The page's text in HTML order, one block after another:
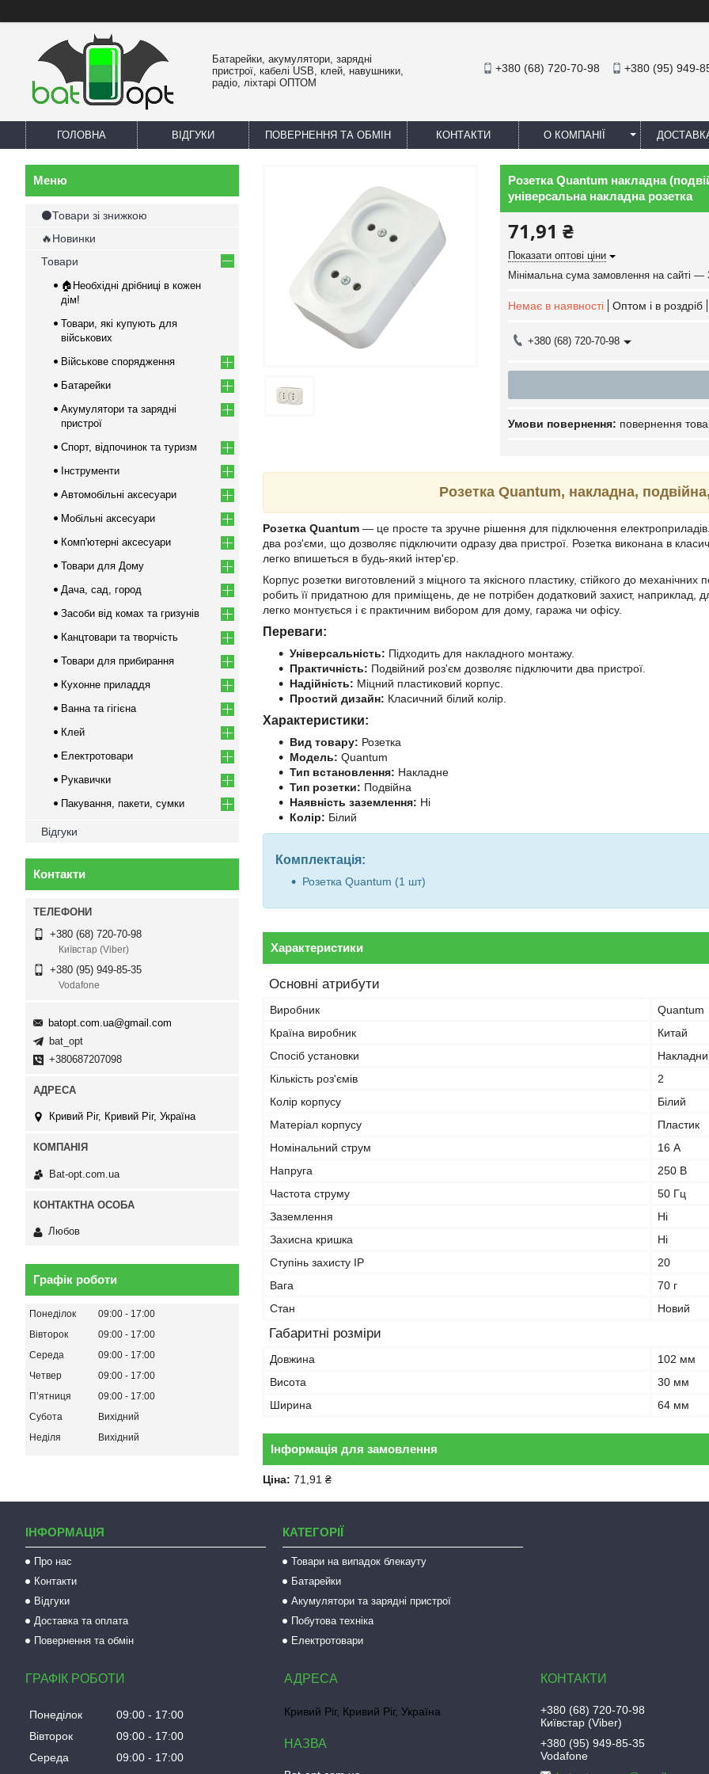
Батарейки, акумулятори, зарядні
пристрої, кабелі USB, клей, навушники,
радіо, ліхтарі ОПТОМ
+380 (68) 720-70-98 +380 (95) 949-
ГОЛОВНА ВІДГУКИ ПОВЕРНЕННЯ ТА ОБМІН КОНТАКТИ О КОМПАНІЇ
Розетка Quantum накладна
універсальна накладна розетка
71,91 ₴
Показати оптові ціни
Мінімальна сума замовлення на сайті —
Немає в наявності Оптом і в роздріб
+380 (68) 720-70-98
повернення
Розетка Quantum, накладна,
Розетка Quantum — це просте та зручне рішення для підключення
два роз'єми, що дозволяє підключити одразу два пристрої. Розетка виконана в
легко впишеться в будь-який інтер'єр.
Корпус розетки виготовлений з міцного та якісного пластику, стійкого до
робить її придатною для приміщень, де не потрібен додатковий захист, наприклад,
легко монтується і є практичним вибором для дому, гаража чи офісу.
Переваги:
Універсальність: Підходить для накладного монтажу.
Практичність: Подвійний роз'єм дозволяє підключити два пристрої.
Надійність: Міцний пластиковий корпус.
Простий дизайн: Класичний білий колір.
Характеристики:
Вид товару: Розетка
Модель: Quantum
Тип встановлення: Накладне
Тип розетки: Подвійна
Наявність заземлення: Ні
Колір: Білий
Комплектація:
Розетка Quantum (1 шт)
Характеристики
Основні атрибути
Виробник
Quantum
Країна виробник
Китай
Спосіб установки
Кількість роз'ємів
2
Колір корпусу
Білий
Матеріал корпусу
Пластик
Номінальний струм
16 А
Напруга
250 В
Частота струму
50 Гц
Заземлення
Ні
Захисна кришка
Ні
Ступінь захисту IP
20
Вага
70 г
Стан
Новий
Габаритні розміри
Довжина
102 мм
Висота
30 мм
Ширина
64 мм
Інформація для замовлення
Ціна: 71,91 ₴
⚫Товари зі знижкою
🔥Новинки
Товари
🏠Необхідні дрібниці в кожен
дім!
Товари, які купують для
військових
Військове спорядження
Батарейки
Акумулятори та зарядні
пристрої
Спорт, відпочинок та туризм
Інструменти
Автомобільні аксесуари
Мобільні аксесуари
Комп'ютерні аксесуари
Товари для Дому
Дача, сад, город
Засоби від комах та гризунів
Канцтовари та творчість
Товари для прибирання
Кухонне приладдя
Ванна та гігієна
Клей
Електротовари
Рукавички
Пакування, пакети, сумки
Відгуки
Контакти
+380 (68) 720-70-98
Київстар (Viber)
+380 (95) 949-85-35
Vodafone
batopt.com.ua@gmail.com
bat_opt
+380687207098
Кривий Ріг, Кривий Ріг, Україна
Bat-opt.com.ua
Любов
Графік роботи
Понеділок 09:00
17:00
Вівторок
09:00
17:00
Середа
09:00
17:00
Четвер
09:00
17:00
Пʼятниця
09:00
17:00
Субота
Вихідний
Неділя
Вихідний
ІНФОРМАЦІЯ
Про нас
Контакти
Відгуки
Доставка та оплата
Повернення та обмін
КАТЕГОРІЇ
Товари на випадок блекауту
Батарейки
Акумулятори та зарядні пристрої
Побутова техніка
Електротовари
ГРАФІК РОБОТИ
Понеділок 09:00
17:00
Вівторок
09:00
17:00
Середа
09:00
17:00
Кривий Ріг, Кривий Ріг, Україна
+380 (68) 720-70-98
Київстар (Viber)
+380 (95) 949-85-35
Vodafone